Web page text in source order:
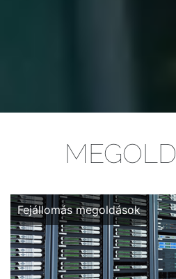
Fejállomás megoldások
Különböző funkcionalitással
tartalombegyűjtő,